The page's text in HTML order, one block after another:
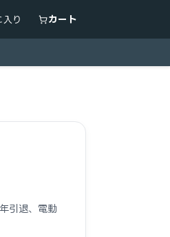
入り カート
引退、電動